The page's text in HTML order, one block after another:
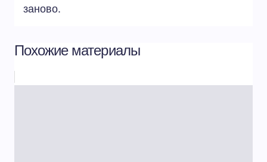
заново.
Похожие материалы